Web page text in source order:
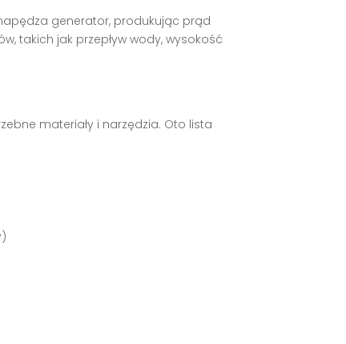
generator, produkując prąd
takich jak przepływ wody, wysokość
materiały i narzędzia. Oto lista